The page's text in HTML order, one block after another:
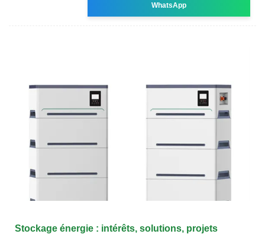
WhatsApp
Stockage énergie : intérêts, solutions, projets